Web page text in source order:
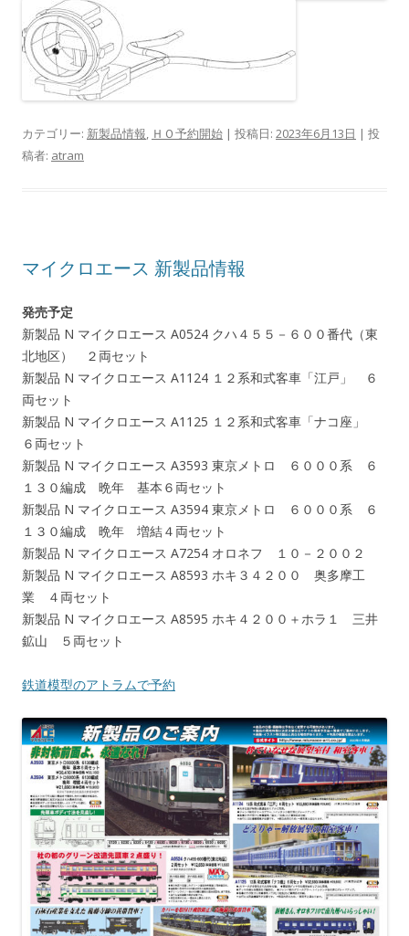
カテゴリー: 新製品情報, ＨＯ予約開始 | 投稿日: 2023年6月13日 | 投
稿者: atram
マイクロエース 新製品情報
発売予定
新製品 N マイクロエース A0524 クハ４５５－６００番代（東
北地区） ２両セット
新製品 N マイクロエース A1124 １２系和式客車「江戸」 ６
両セット
新製品 N マイクロエース A1125 １２系和式客車「ナコ座」
６両セット
新製品 N マイクロエース A3593 東京メトロ ６０００系 ６
１３０編成 晩年 基本６両セット
新製品 N マイクロエース A3594 東京メトロ ６０００系 ６
１３０編成 晩年 増結４両セット
新製品 N マイクロエース A7254 オロネフ １０－２００２
新製品 N マイクロエース A8593 ホキ３４２００ 奥多摩工
業 ４両セット
新製品 N マイクロエース A8595 ホキ４２００＋ホラ１ 三井
鉱山 ５両セット
鉄道模型のアトラムで予約